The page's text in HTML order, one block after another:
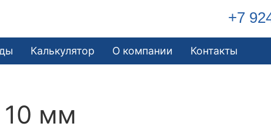
+7
Калькулятор О компании Контакты
10 мм